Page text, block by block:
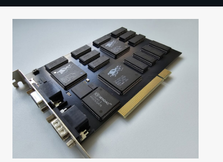
TECHBBS
KAUPPA
VAIHDA TEEMA